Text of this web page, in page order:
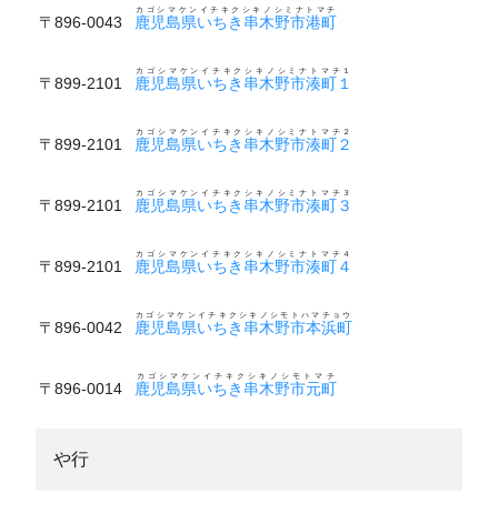
〒896-0043 鹿児島県いちき串木野市港町
カゴシマケンイチキクシキノシミナトマチ
〒899-2101 鹿児島県いちき串木野市湊町１
カゴシマケンイチキクシキノシミナトマチ１
〒899-2101 鹿児島県いちき串木野市湊町２
カゴシマケンイチキクシキノシミナトマチ２
〒899-2101 鹿児島県いちき串木野市湊町３
カゴシマケンイチキクシキノシミナトマチ３
〒899-2101 鹿児島県いちき串木野市湊町４
カゴシマケンイチキクシキノシミナトマチ４
〒896-0042 鹿児島県いちき串木野市本浜町
カゴシマケンイチキクシキノシモトハマチョウ
〒896-0014 鹿児島県いちき串木野市元町
カゴシマケンイチキクシキノシモトマチ
や行